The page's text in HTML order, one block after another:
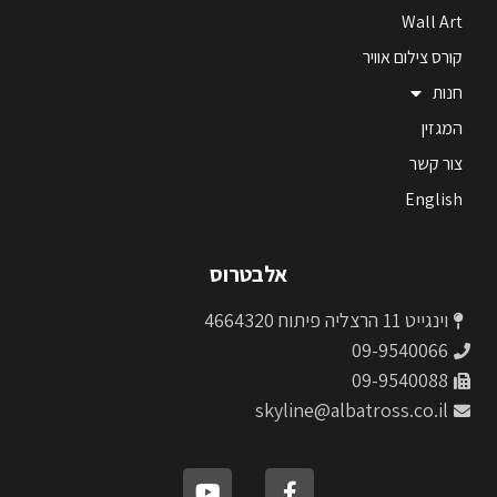
Wall Art
קורס צילום אוויר
חנות
המגזין
צור קשר
English
אלבטרוס
וינגייט 11 הרצליה פיתוח 4664320
09-9540066
09-9540088
skyline@albatross.co.il